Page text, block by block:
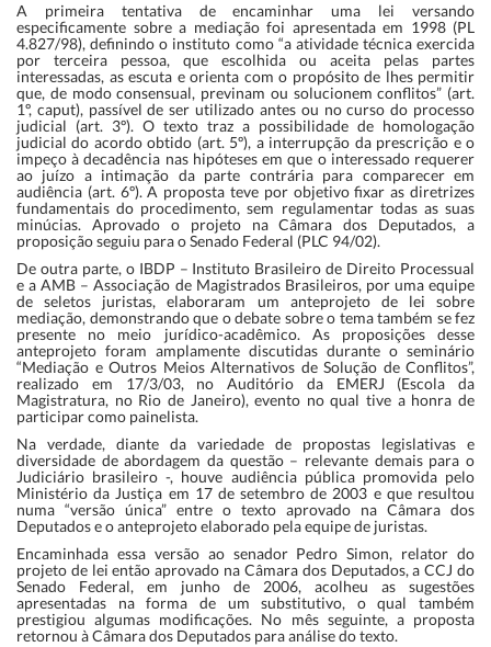
A primeira tentativa de encaminhar uma lei versando
especificamente sobre a mediação foi apresentada em 1998 (PL
4.827/98), definindo o instituto como “a atividade técnica exercida
por terceira pessoa, que escolhida ou aceita pelas partes
interessadas, as escuta e orienta com o propósito de lhes permitir
que, de modo consensual, previnam ou solucionem conflitos” (art.
1º, caput), passível de ser utilizado antes ou no curso do processo
judicial (art. 3º). O texto traz a possibilidade de homologação
judicial do acordo obtido (art. 5º), a interrupção da prescrição e o
impeço à decadência nas hipóteses em que o interessado requerer
ao juízo a intimação da parte contrária para comparecer em
audiência (art. 6º). A proposta teve por objetivo fixar as diretrizes
fundamentais do procedimento, sem regulamentar todas as suas
minúcias. Aprovado o projeto na Câmara dos Deputados, a
proposição seguiu para o Senado Federal (PLC 94/02).
De outra parte, o IBDP – Instituto Brasileiro de Direito Processual
e a AMB – Associação de Magistrados Brasileiros, por uma equipe
de seletos juristas, elaboraram um anteprojeto de lei sobre
mediação, demonstrando que o debate sobre o tema também se fez
presente no meio jurídico-acadêmico. As proposições desse
anteprojeto foram amplamente discutidas durante o seminário
“Mediação e Outros Meios Alternativos de Solução de Conflitos”,
realizado em 17/3/03, no Auditório da EMERJ (Escola da
Magistratura, no Rio de Janeiro), evento no qual tive a honra de
participar como painelista.
Na verdade, diante da variedade de propostas legislativas e
diversidade de abordagem da questão – relevante demais para o
Judiciário brasileiro -, houve audiência pública promovida pelo
Ministério da Justiça em 17 de setembro de 2003 e que resultou
numa “versão única” entre o texto aprovado na Câmara dos
Deputados e o anteprojeto elaborado pela equipe de juristas.
Encaminhada essa versão ao senador Pedro Simon, relator do
projeto de lei então aprovado na Câmara dos Deputados, a CCJ do
Senado Federal, em junho de 2006, acolheu as sugestões
apresentadas na forma de um substitutivo, o qual também
prestigiou algumas modificações. No mês seguinte, a proposta
retornou à Câmara dos Deputados para análise do texto.